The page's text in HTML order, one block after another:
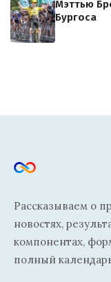
Мэттью
Бургоса
Рассказываем о
новостях,
компонентах,
полный